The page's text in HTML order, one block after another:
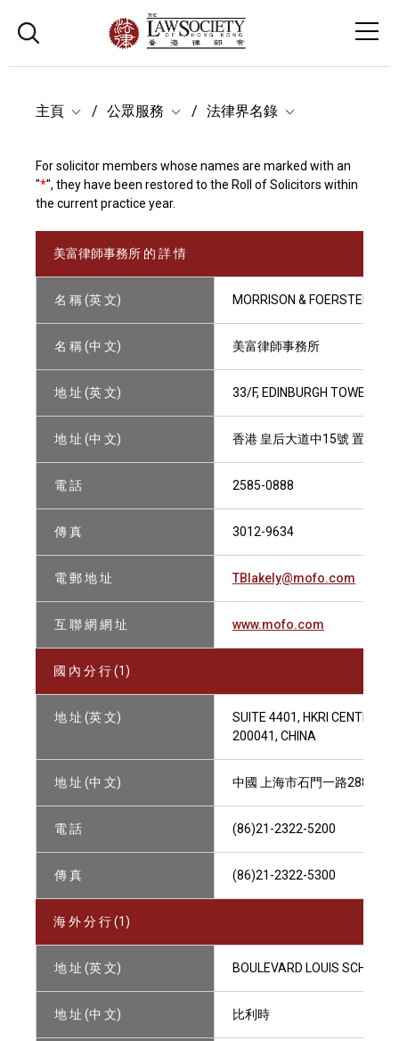
主頁 公眾服務 法律界名錄
For solicitor members whose names are marked with an
"*", they have been restored to the Roll of Solicitors within
the current practice year.
美富律師事務所 的 詳 情
名 稱 (英 文) MORRISON & FOERSTER
名 稱 (中 文) 美富律師事務所
地 址 (英 文) 33/F, EDINBURGH TOWER,
地 址 (中 文) 香港 皇后大道中15號 置地廣
電 話 2585-0888
傳 真 3012-9634
電 郵 地 址 TBlakely@mofo.com
互 聯 網 網 址 www.mofo.com
國 內 分 行 (1)
地 址 (英 文)
SUITE 4401, HKRI CENTRE
200041, CHINA
地 址 (中 文) 中國 上海市石門一路288號
電 話 (86)21-2322-5200
傳 真 (86)21-2322-5300
海 外 分 行 (1)
地 址 (英 文) BOULEVARD LOUIS
地 址 (中 文) 比利時